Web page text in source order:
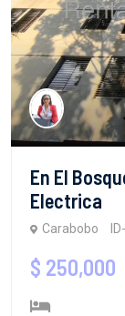
En El
Electrica
Carabobo
$ 250,000